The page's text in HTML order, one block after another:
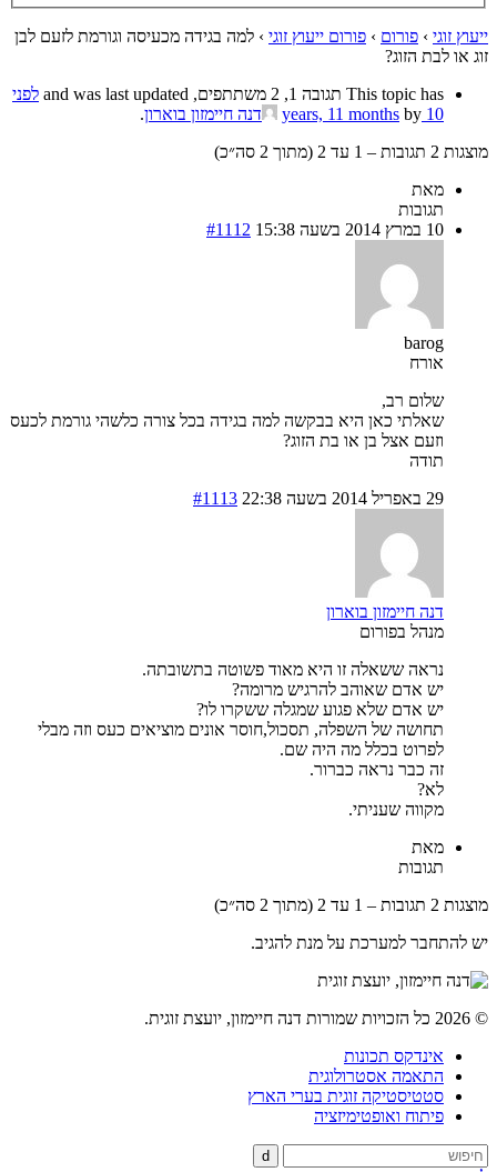
ייעוץ זוגי › פורום › פורום ייעוץ זוגי › למה בגידה מכעיסה וגורמת לזעם לבן
זוג או לבת הזוג?
This topic has תגובה 1, 2 משתתפים, and was last updated
לפני
10 years, 11 months
by דנה חיימזון בוארון.
מוצגות 2 תגובות – 1 עד 2 (מתוך 2 סה״כ)
מאת
תגובות
10 במרץ 2014 בשעה 15:38
#1112
barog
אורח
שלום רב,
שאלתי כאן היא בבקשה למה בגידה בכל צורה כלשהי גורמת לכעס
וזעם אצל בן או בת הזוג?
תודה
29 באפריל 2014 בשעה 22:38
#1113
דנה חיימזון בוארון
מנהל בפורום
נראה ששאלה זו היא מאוד פשוטה בתשובתה.
יש אדם שאוהב להרגיש מרומה?
יש אדם שלא פגוע שמגלה ששקרו לו?
תחושה של השפלה, תסכול,חוסר אונים מוציאים כעס וזה מבלי
לפרוט בכלל מה היה שם.
זה כבר נראה כברור.
לא?
מקווה שעניתי.
מאת
תגובות
מוצגות 2 תגובות – 1 עד 2 (מתוך 2 סה״כ)
יש להתחבר למערכת על מנת להגיב.
© 2026 כל הזכויות שמורות דנה חיימזון, יועצת זוגית.
אינדקס תכונות
התאמה אסטרולוגית
סטטיסטיקה זוגית בערי הארץ
פיתוח ואופטימיזציה
d